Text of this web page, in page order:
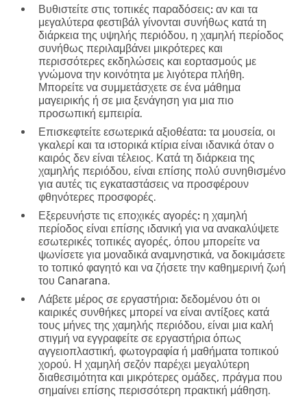
Βυθιστείτε στις τοπικές παραδόσεις: αν και τα
μεγαλύτερα φεστιβάλ γίνονται συνήθως κατά τη
διάρκεια της υψηλής περιόδου, η χαμηλή περίοδος
συνήθως περιλαμβάνει μικρότερες και
περισσότερες εκδηλώσεις και εορτασμούς με
γνώμονα την κοινότητα με λιγότερα πλήθη.
Μπορείτε να συμμετάσχετε σε ένα μάθημα
μαγειρικής ή σε μια ξενάγηση για μια πιο
προσωπική εμπειρία.
Επισκεφτείτε εσωτερικά αξιοθέατα: τα μουσεία, οι
γκαλερί και τα ιστορικά κτίρια είναι ιδανικά όταν ο
καιρός δεν είναι τέλειος. Κατά τη διάρκεια της
χαμηλής περιόδου, είναι επίσης πολύ συνηθισμένο
για αυτές τις εγκαταστάσεις να προσφέρουν
φθηνότερες προσφορές.
Εξερευνήστε τις εποχικές αγορές: η χαμηλή
περίοδος είναι επίσης ιδανική για να ανακαλύψετε
εσωτερικές τοπικές αγορές, όπου μπορείτε να
ψωνίσετε για μοναδικά αναμνηστικά, να δοκιμάσετε
το τοπικό φαγητό και να ζήσετε την καθημερινή ζωή
του Canarana.
Λάβετε μέρος σε εργαστήρια: δεδομένου ότι οι
καιρικές συνθήκες μπορεί να είναι αντίξοες κατά
τους μήνες της χαμηλής περιόδου, είναι μια καλή
στιγμή να εγγραφείτε σε εργαστήρια όπως
αγγειοπλαστική, φωτογραφία ή μαθήματα τοπικού
χορού. Η χαμηλή σεζόν παρέχει μεγαλύτερη
διαθεσιμότητα και μικρότερες ομάδες, πράγμα που
σημαίνει επίσης περισσότερη πρακτική μάθηση.